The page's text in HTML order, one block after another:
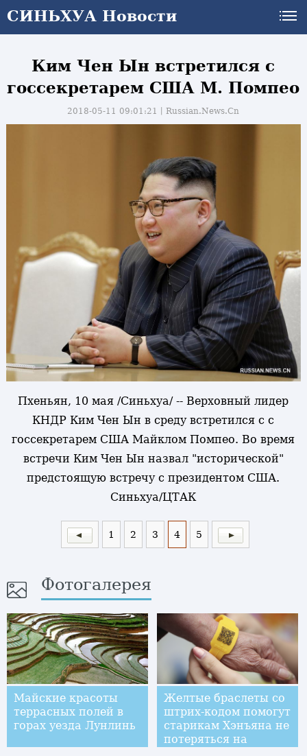
СИНЬХУА Новости
Ким Чен Ын встретился с
госсекретарем США М. Помпео
2018-05-11 09:01:21丨Russian.News.Cn
Пхеньян, 10 мая /Синьхуа/ -- Верховный лидер
КНДР Ким Чен Ын в среду встретился с с
госсекретарем США Майклом Помпео. Во время
встречи Ким Чен Ын назвал "исторической"
предстоящую встречу с президентом США.
Синьхуа/ЦТАК
1 2 3 4 5
Фотогалерея
Майские красоты
террасных полей в
горах уезда Лунлинь
Желтые браслеты со
штрих-кодом помогут
старикам Хэнъяна не
потеряться на